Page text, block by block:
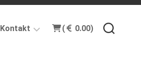
Kontakt ( 0.00)